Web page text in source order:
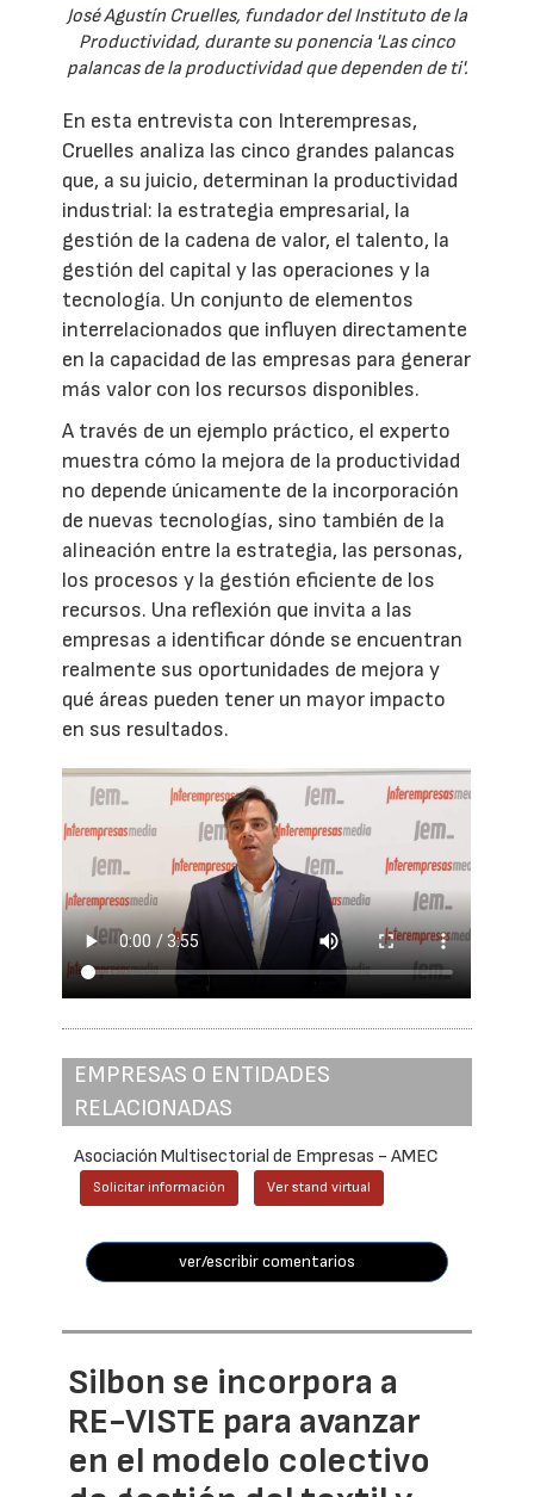
José Agustín Cruelles, fundador del Instituto de la
Productividad, durante su ponencia 'Las cinco
palancas de la productividad que dependen de ti'.
En esta entrevista con Interempresas,
Cruelles analiza las cinco grandes palancas
que, a su juicio, determinan la productividad
industrial: la estrategia empresarial, la
gestión de la cadena de valor, el talento, la
gestión del capital y las operaciones y la
tecnología. Un conjunto de elementos
interrelacionados que influyen directamente
en la capacidad de las empresas para generar
más valor con los recursos disponibles.
A través de un ejemplo práctico, el experto
muestra cómo la mejora de la productividad
no depende únicamente de la incorporación
de nuevas tecnologías, sino también de la
alineación entre la estrategia, las personas,
los procesos y la gestión eficiente de los
recursos. Una reflexión que invita a las
empresas a identificar dónde se encuentran
realmente sus oportunidades de mejora y
qué áreas pueden tener un mayor impacto
en sus resultados.
EMPRESAS O ENTIDADES
RELACIONADAS
Asociación Multisectorial de Empresas - AMEC
Solicitar información Ver stand virtual
ver/escribir comentarios
Silbon se incorpora a
RE-VISTE para avanzar
en el modelo colectivo